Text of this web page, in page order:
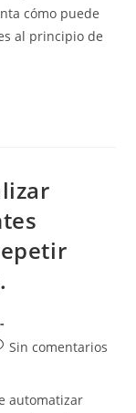
cómo puede
al principio de
Sin comentarios
automatizar